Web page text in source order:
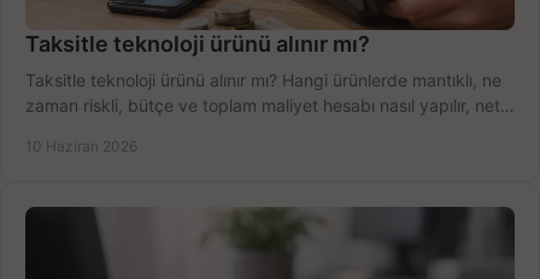
Taksitle teknoloji ürünü alınır mı?
Taksitle teknoloji ürünü alınır mı? Hangi ürünlerde mantıklı, ne
zaman riskli, bütçe ve toplam maliyet hesabı nasıl yapılır, net
10 Haziran 2026